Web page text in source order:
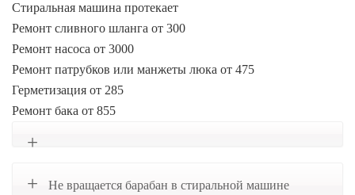
Стиральная машина протекает
Ремонт сливного шланга от 300
Ремонт насоса от 3000
Ремонт патрубков или манжеты люка от 475
Герметизация от 285
Ремонт бака от 855
Не вращается барабан в стиральной машине